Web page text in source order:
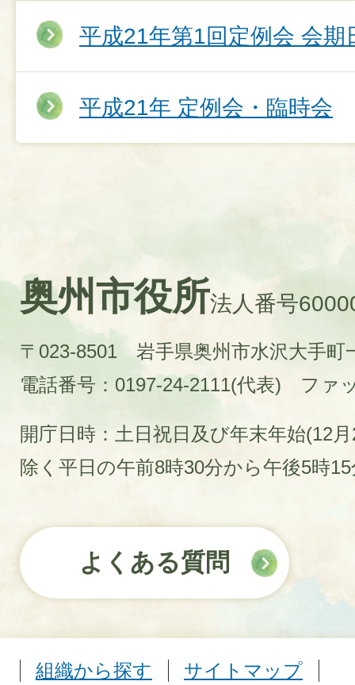
平成21年第1回定例会 会期
平成21年 定例会・臨時会
奥州市役所法人番号
〒023-8501 岩手県奥州市水沢大手町
電話番号：0197-24-2111(代表)
ファ
開庁日時：土日祝日及び年末年始(12
除く平日の午前8時30分から午後5時
よくある質問
組織から探す
サイトマップ